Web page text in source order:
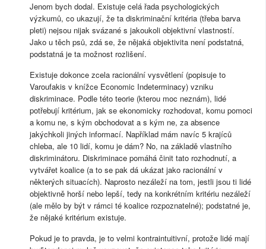
Jenom bych dodal. Existuje celá řada psychologických
výzkumů, co ukazují, že ta diskriminační kritéria (třeba barva
pleti) nejsou nijak svázané s jakoukoli objektivní vlastností.
Jako u těch psů, zdá se, že nějaká objektivita není podstatná,
podstatná je ta možnost rozlišení.
Existuje dokonce zcela racionální vysvětlení (popisuje to
Varoufakis v knížce Economic Indeterminacy) vzniku
diskriminace. Podle této teorie (kterou moc neznám), lidé
potřebují kritérium, jak se ekonomicky rozhodovat, komu pomoci
a komu ne, s kým obchodovat a s kým ne, za absence
jakýchkoli jiných informací. Například mám navíc 5 krajíců
chleba, ale 10 lidí, komu je dám? No, na základě vlastního
diskriminátoru. Diskriminace pomáhá činit tato rozhodnutí, a
vytvářet koalice (a to se pak dá ukázat jako racionální v
některých situacích). Naprosto nezáleží na tom, jestli jsou ti lidé
objektivně horší nebo lepší, tedy na konkrétním kritériu nezáleží
(ale mělo by být v rámci té koalice rozpoznatelné); podstatné je,
že nějaké kritérium existuje.
Pokud je to pravda, je to velmi kontraintuitivní, protože lidé mají